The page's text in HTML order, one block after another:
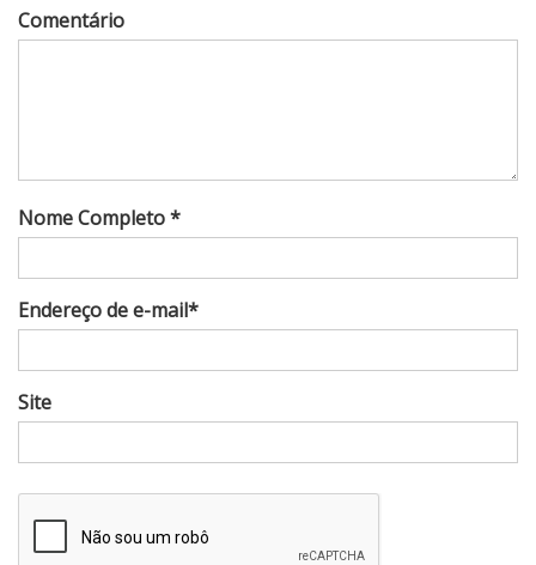
Comentário
Nome Completo *
Endereço de e-mail*
Site